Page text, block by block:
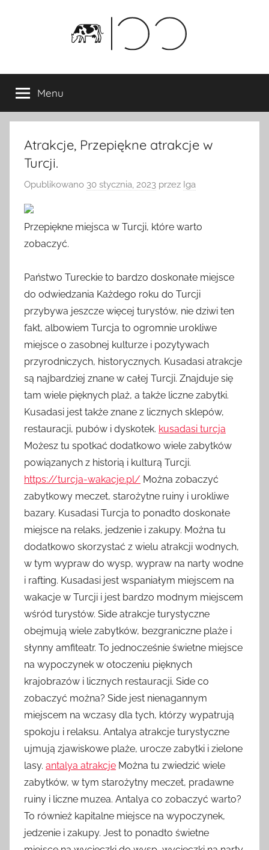
Menu
Atrakcje, Przepiękne atrakcje w
Turcji.
Opublikowano 30 stycznia, 2023 przez Iga
Przepiękne miejsca w Turcji, które warto
zobaczyć.
Państwo Tureckie to bardzo doskonałe miejsce
do odwiedzania Każdego roku do Turcji
przybywa jeszcze więcej turystów, nie dziwi ten
fakt, albowiem Turcja to ogromnie urokliwe
miejsce o zasobnej kulturze i pozytywach
przyrodniczych, historycznych. Kusadasi atrakcje
są najbardziej znane w całej Turcji. Znajduje się
tam wiele pięknych plaż, a także liczne zabytki.
Kusadasi jest także znane z licznych sklepów,
restauracji, pubów i dyskotek. kusadasi turcja
Możesz tu spotkać dodatkowo wiele zabytków
powiązanych z historią i kulturą Turcji.
https://turcja-wakacje.pl/ Można zobaczyć
zabytkowy meczet, starożytne ruiny i urokliwe
bazary. Kusadasi Turcja to ponadto doskonałe
miejsce na relaks, jedzenie i zakupy. Można tu
dodatkowo skorzystać z wielu atrakcji wodnych,
w tym wypraw do wysp, wypraw na narty wodne
i rafting. Kusadasi jest wspaniałym miejscem na
wakacje w Turcji i jest bardzo modnym miejscem
wśród turystów. Side atrakcje turystyczne
obejmują wiele zabytków, bezgraniczne plaże i
słynny amfiteatr. To jednocześnie świetne miejsce
na wypoczynek w otoczeniu pięknych
krajobrazów i licznych restauracji. Side co
zobaczyć można? Side jest nienagannym
miejscem na wczasy dla tych, którzy wypatrują
spokoju i relaksu. Antalya atrakcje turystyczne
ujmują zjawiskowe plaże, urocze zabytki i zielone
lasy. antalya atrakcje Można tu zwiedzić wiele
zabytków, w tym starożytny meczet, pradawne
ruiny i liczne muzea. Antalya co zobaczyć warto?
To również kapitalne miejsce na wypoczynek,
jedzenie i zakupy. Jest to ponadto świetne